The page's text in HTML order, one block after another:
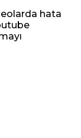
hata